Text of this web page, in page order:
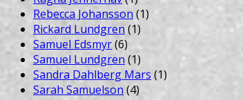
Rebecca Johansson(1)
Rickard Lundgren(1)
Samuel Edsmyr(6)
Samuel Lundgren(1)
Sandra Dahlberg Mars (1)
Sarah Samuelson (4)